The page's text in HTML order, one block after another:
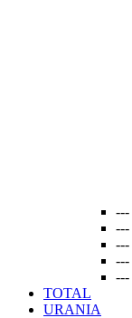
---
---
---
---
---
TOTAL
URANIA